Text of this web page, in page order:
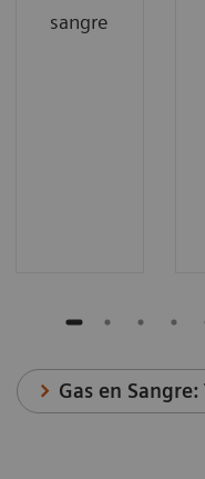
sangre
Gas en